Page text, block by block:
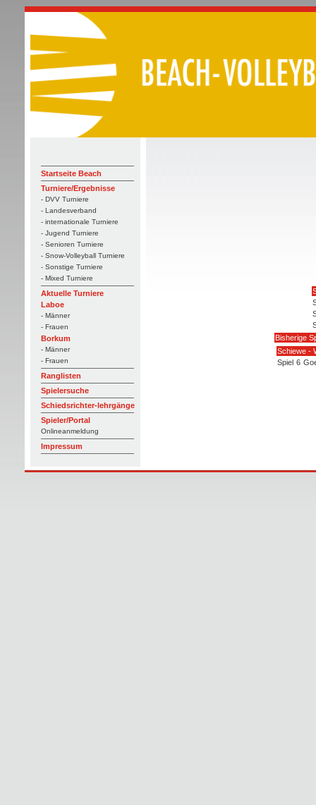
Startseite Beach
Turniere/Ergebnisse
- DVV Turniere
- Landesverband
- internationale Turniere
- Jugend Turniere
- Senioren Turniere
- Snow-Volleyball Turniere
- Sonstige Turniere
- Mixed Turniere
Aktuelle Turniere
Laboe
- Männer
- Frauen
Borkum
- Männer
- Frauen
Ranglisten
Spielersuche
Schiedsrichter-lehrgänge
Spieler/Portal
Onlineanmeldung
Impressum
Bisherige
Schiewe -
Spiel 6